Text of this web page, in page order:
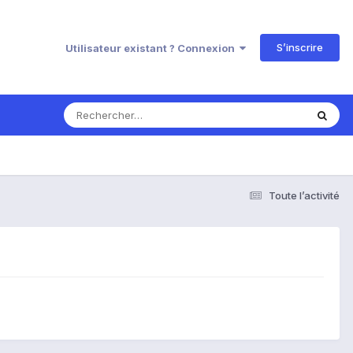
Utilisateur existant ? Connexion S’inscrire
Toute l’activité